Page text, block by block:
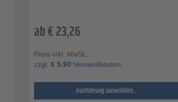
ab€23,26
Preis inkl. MwSt.
zzgl. € 5,90 Versandkosten
Ausführung auswählen...